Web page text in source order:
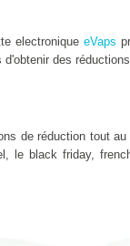
electronique eVaps
des
de réduction tout
le black friday,